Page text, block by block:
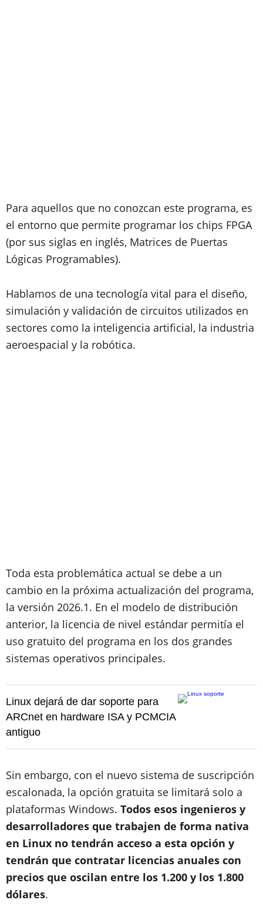
Para aquellos que no conozcan este programa, es
el entorno que permite programar los chips FPGA
(por sus siglas en inglés, Matrices de Puertas
Lógicas Programables).
Hablamos de una tecnología vital para el diseño,
simulación y validación de circuitos utilizados en
sectores como la inteligencia artificial, la industria
aeroespacial y la robótica.
Toda esta problemática actual se debe a un
cambio en la próxima actualización del programa,
la versión 2026.1. En el modelo de distribución
anterior, la licencia de nivel estándar permitía el
uso gratuito del programa en los dos grandes
sistemas operativos principales.
Linux dejará de dar soporte para
ARCnet en hardware ISA y PCMCIA
antiguo
Sin embargo, con el nuevo sistema de suscripción
escalonada, la opción gratuita se limitará solo a
plataformas Windows. Todos esos ingenieros y
desarrolladores que trabajen de forma nativa
en Linux no tendrán acceso a esta opción y
tendrán que contratar licencias anuales con
precios que oscilan entre los 1.200 y los 1.800
dólares.